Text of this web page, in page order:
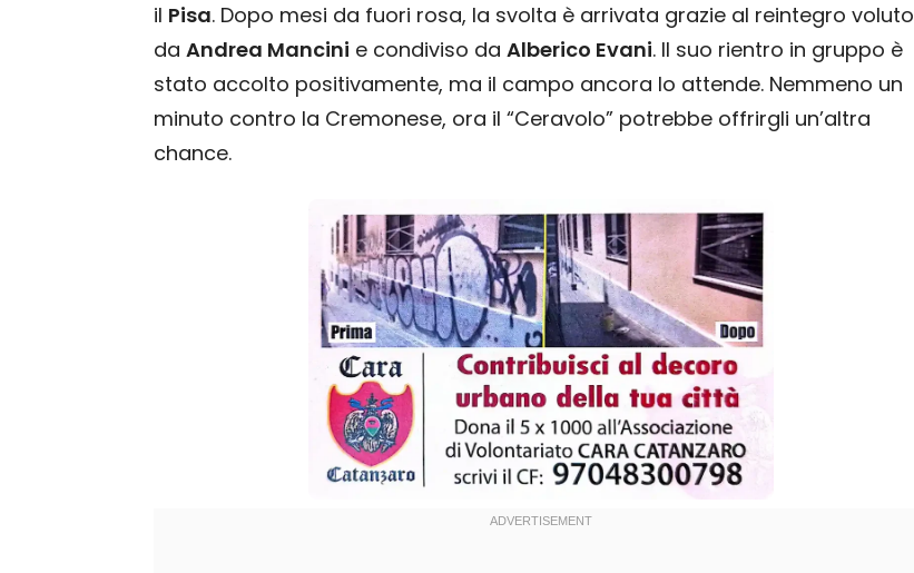
il Pisa. Dopo mesi da fuori rosa, la svolta è arrivata grazie al reintegro voluto
da Andrea Mancini e condiviso da Alberico Evani. Il suo rientro in gruppo è
stato accolto positivamente, ma il campo ancora lo attende. Nemmeno un
minuto contro la Cremonese, ora il “Ceravolo” potrebbe offrirgli un’altra
chance.